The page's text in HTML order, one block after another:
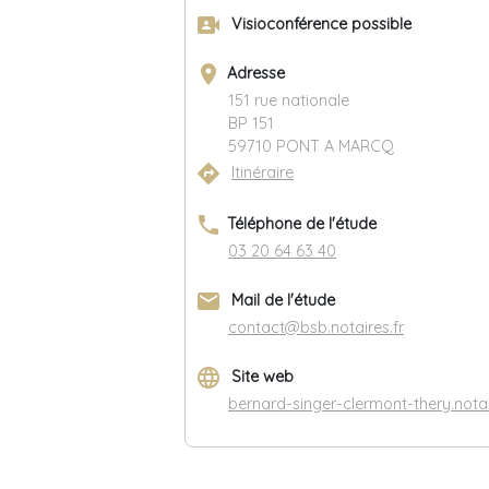
video_camera_front Visioconférence possible
place Adresse
151 rue nationale
BP 151
59710 PONT A MARCQ
directions Itinéraire
phone Téléphone de l'étude
03 20 64 63 40
email
Mail de l'étude
contact@bsb.notaires.fr
language
Site web
bernard-singer-clermont-